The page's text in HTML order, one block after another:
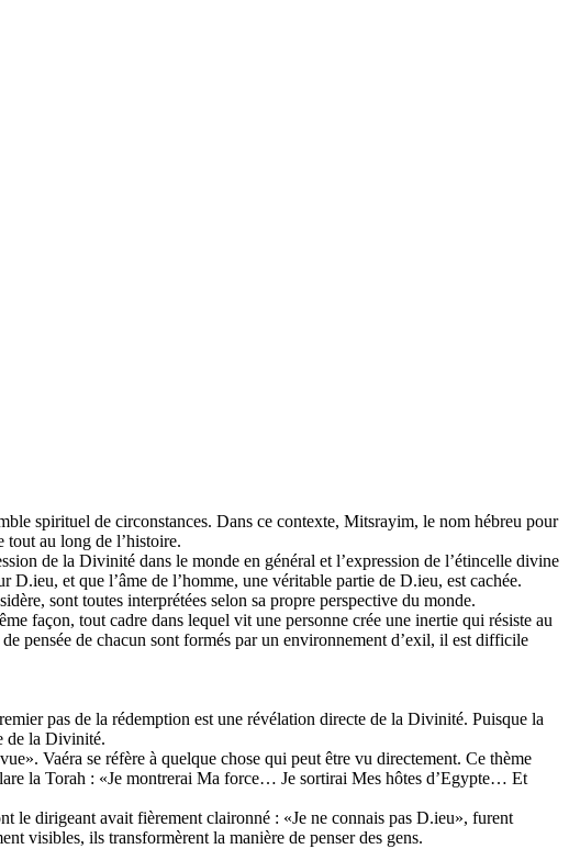
spirituel de circonstances. Dans ce contexte, Mitsrayim, le nom hébreu pour
tout au long de l’histoire.
de la Divinité dans le monde en général et l’expression de l’étincelle divine
D.ieu, et que l’âme de l’homme, une véritable partie de D.ieu, est cachée.
sont toutes interprétées selon sa propre perspective du monde.
façon, tout cadre dans lequel vit une personne crée une inertie qui résiste au
pensée de chacun sont formés par un environnement d’exil, il est difficile
pas de la rédemption est une révélation directe de la Divinité. Puisque la
de la Divinité.
Vaéra se réfère à quelque chose qui peut être vu directement. Ce thème
la Torah : «Je montrerai Ma force… Je sortirai Mes hôtes d’Egypte… Et
le dirigeant avait fièrement claironné : «Je ne connais pas D.ieu», furent
visibles, ils transformèrent la manière de penser des gens.